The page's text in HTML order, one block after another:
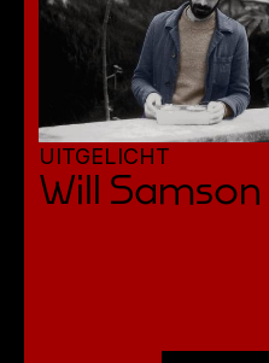
UITGELICHT
Will Samson